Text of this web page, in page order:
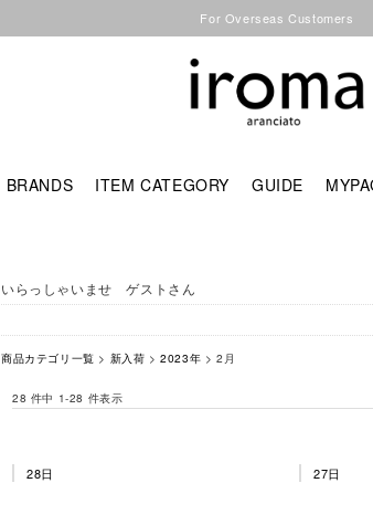
For Overseas Customers
BRANDS ITEM CATEGORY GUIDE
いらっしゃいませ ゲストさん
商品カテゴリ一覧 > 新入荷 >2023年 > 2月
28 件中 1-28 件表示
28日 27日